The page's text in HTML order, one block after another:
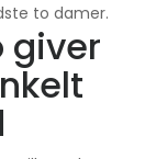
to damer.
giver